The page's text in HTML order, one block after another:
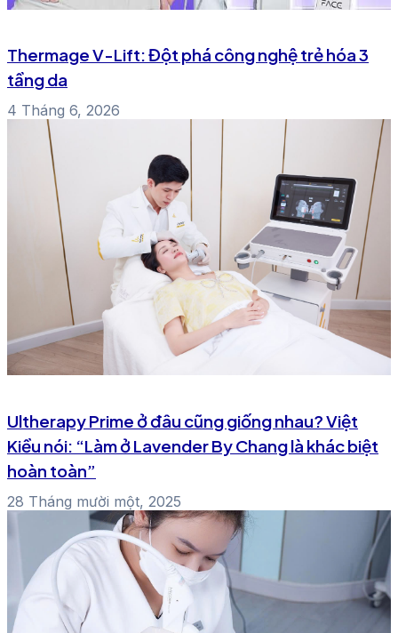
Thermage V-Lift: Đột phá công nghệ trẻ hóa 3
tầng da
4 Tháng 6, 2026
Ultherapy Prime ở đâu cũng giống nhau? Việt
Kiều nói: “Làm ở Lavender By Chang là khác biệt
hoàn toàn”
28 Tháng mười một, 2025